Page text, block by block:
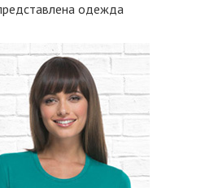
одежда